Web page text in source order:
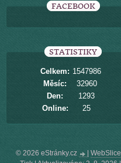
FACEBOOK
STATISTIKY
Online: 25
Celkem: 1547986
Měsíc:
32960
Den:
1293
© 2026 eStránky.cz WebSlice